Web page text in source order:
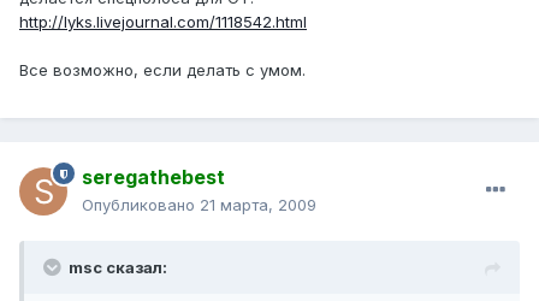
http://lyks.livejournal.com/1118542.html
Все возможно, если делать с умом.
seregathebest
Опубликовано 21 марта, 2009
msc сказал: